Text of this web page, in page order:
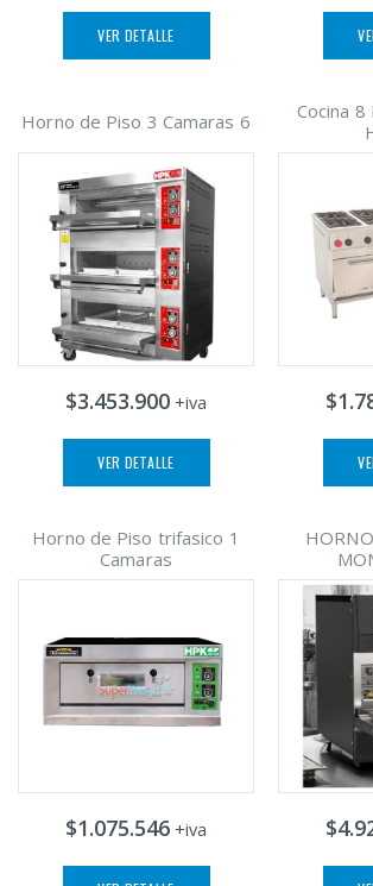
VER DETALLE
Horno de Piso 3 Camaras 6
$3.453.900 +iva
VER DETALLE
Cocina
Horno de Piso trifasico 1
Camaras
$1.075.546 +iva